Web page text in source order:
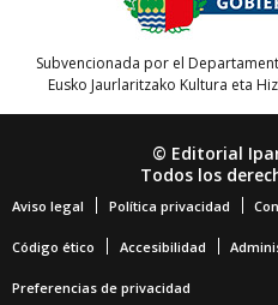
Subvencionada por el
Eusko Jaurlaritzako Kultura eta
© Editorial
Todos los
Aviso legal Política privacidad
Código ético Accesibilidad
Preferencias de privacidad